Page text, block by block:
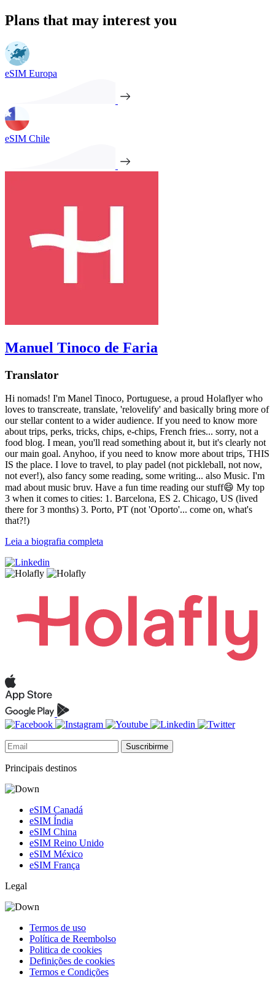
Plans that may interest you
eSIM Europa
eSIM Chile
Manuel Tinoco de Faria
Translator
Hi nomads! I'm Manel Tinoco, Portuguese, a proud Holaflyer who
loves to transcreate, translate, 'relovelify' and basically bring more of
our stellar content to a wider audience. If you need to know more
about trips, perks, tricks, chips, e-chips, French fries... sorry, not a
food blog. I mean, you'll read something about it, but it's clearly not
our main goal. Anyhoo, if you need to know more about trips, THIS
IS the place. I love to travel, to play padel (not pickleball, not now,
not ever!), also fancy some reading, some writing... also Music. I'm
mad about music bruv. Have a fun time reading our stuff😄 My top
3 when it comes to cities: 1. Barcelona, ES 2. Chicago, US (lived
there for 3 months) 3. Porto, PT (not 'Oporto'... come on, what's
that?!)
Leia a biografia completa
Suscribirme
Principais destinos
eSIM Canadá
eSIM Índia
eSIM China
eSIM Reino Unido
eSIM México
eSIM França
Legal
Termos de uso
Política de Reembolso
Politica de cookies
Definições de cookies
Termos e Condições